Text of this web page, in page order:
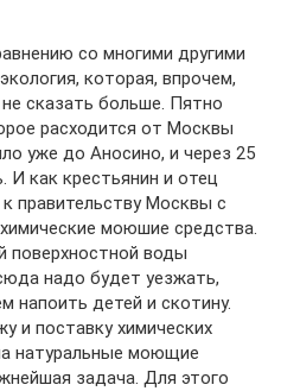
со многими другими
которая, впрочем,
сказать больше. Пятно
расходится от Москвы
уже до Аносино, и через 25
И как крестьянин и отец
правительству Москвы с
моюшие средства.
поверхностной воды
надо будет уезжать,
напоить детей и скотину.
и поставку химических
натуральные моющие
задача. Для этого